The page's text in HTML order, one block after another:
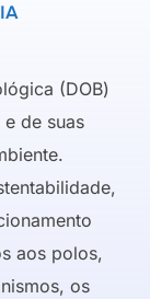
(DOB)
de suas
aos polos,
os